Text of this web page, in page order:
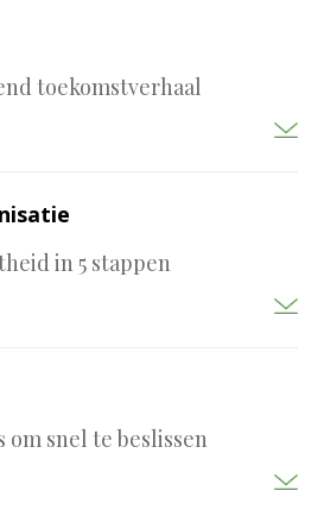
toekomstverhaal
in 5 stappen
snel te beslissen